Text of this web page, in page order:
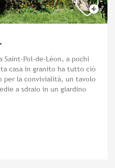
Saint-Pol-de-Léon, a pochi
casa in granito ha tutto ciò
per la convivialità, un tavolo
a sdraio in un giardino